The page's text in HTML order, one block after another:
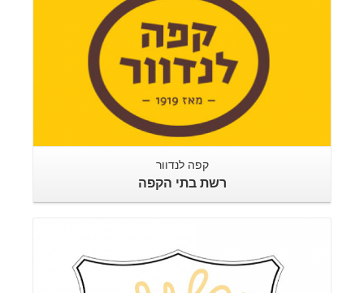
קפה לנדוור
רשת בתי הקפה